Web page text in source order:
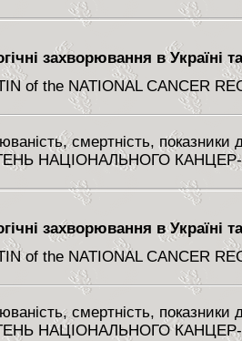
захворювання в
of the NATIONAL CANCER
смертність, показники
НАЦІОНАЛЬНОГО КАНЦЕР-
захворювання в
of the NATIONAL CANCER
смертність, показники
НАЦІОНАЛЬНОГО